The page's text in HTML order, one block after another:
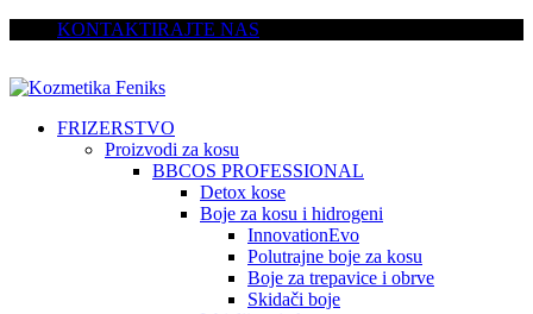
KONTAKTIRAJTE NAS
FRIZERSTVO
Proizvodi za kosu
BBCOS PROFESSIONAL
Detox kose
Boje za kosu i hidrogeni
InnovationEvo
Polutrajne boje za kosu
Boje za trepavice i obrve
Skidači boje